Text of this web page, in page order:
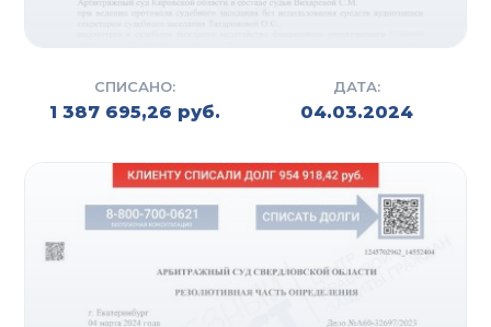
СПИСАНО:
1 387 695,26 руб.
ДАТА:
04.03.2024